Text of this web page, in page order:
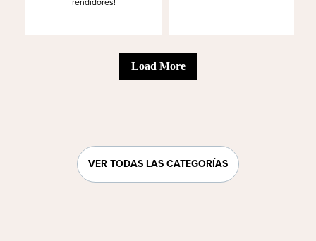
Load More
VER TODAS LAS CATEGORÍAS